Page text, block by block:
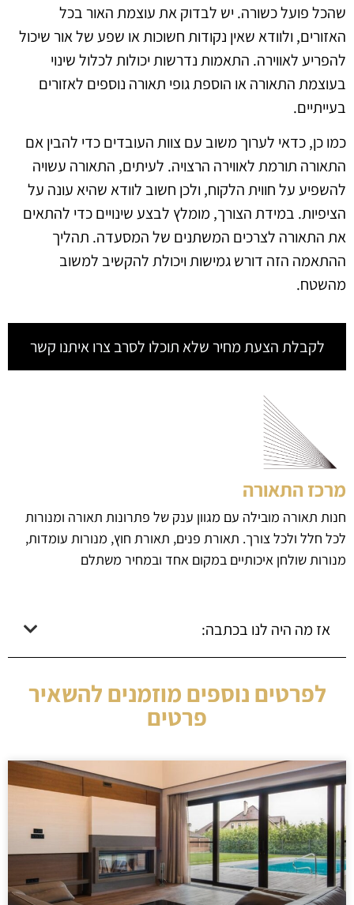
שהכל פועל כשורה. יש לבדוק את עוצמת האור בכל
האזורים, ולוודא שאין נקודות חשוכות או שפע של אור שיכול
להפריע לאווירה. התאמות נדרשות יכולות לכלול שינוי
בעוצמת התאורה או הוספת גופי תאורה נוספים לאזורים
בעייתיים.
כמו כן, כדאי לערוך משוב עם צוות העובדים כדי להבין אם
התאורה תורמת לאווירה הרצויה. לעיתים, התאורה עשויה
להשפיע על חווית הלקוח, ולכן חשוב לוודא שהיא עונה על
הציפיות. במידת הצורך, מומלץ לבצע שינויים כדי להתאים
את התאורה לצרכים המשתנים של המסעדה. תהליך
ההתאמה הזה דורש גמישות ויכולת להקשיב למשוב
מהשטח.
לקבלת הצעת מחיר שלא תוכלו לסרב צרו איתנו קשר
מרכז התאורה
חנות תאורה מובילה עם מגוון ענק של פתרונות תאורה ומנורות
לכל חלל ולכל צורך. תאורת פנים, תאורת חוץ, מנורות עומדות,
מנורות שולחן איכותיים במקום אחד ובמחיר משתלם
אז מה היה לנו בכתבה:
לפרטים נוספים מוזמנים להשאיר
פרטים